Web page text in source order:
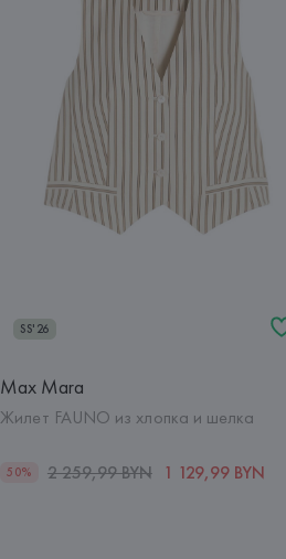
SS'26
Max Mara
Жилет FAUNO из хлопка и шелка
50% 2 259,99 BYN 1 129,99 BYN